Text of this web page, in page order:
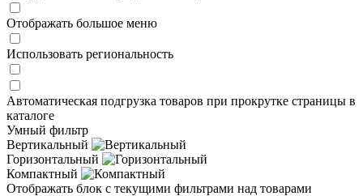
Отображать большое меню
Использовать региональность
Автоматическая подгрузка товаров при прокрутке страницы в
каталоге
Умный фильтр
Вертикальный
Горизонтальный
Компактный
Отображать блок с текущими фильтрами над товарами